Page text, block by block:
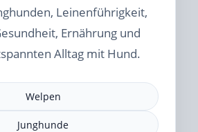
Leinenführigkeit,
Ernährung und
Alltag mit Hund.
Welpen
Junghunde